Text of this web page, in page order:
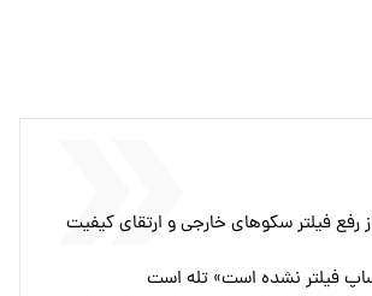
رفع فیلتر سکوهای خارجی و ارتقای کیفیت
فیلتر نشده است» تله است